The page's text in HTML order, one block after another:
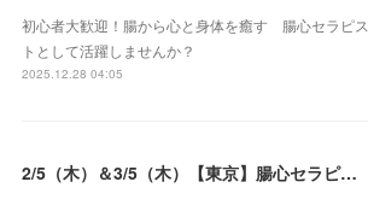
初心者大歓迎！腸から心と身体を癒す 腸心セラピス
トとして活躍しませんか？
2025.12.28 04:05
2/5（木）＆3/5（木）【東京】腸心セラピスト養成コース《２日間コース》開講決定